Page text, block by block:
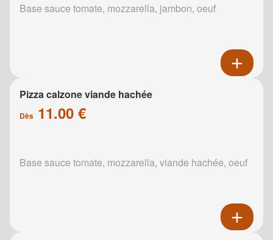
Base sauce tomate, mozzarella, jambon, oeuf
Pizza calzone viande hachée
Dès 11.00 €
Base sauce tomate, mozzarella, viande hachée, oeuf